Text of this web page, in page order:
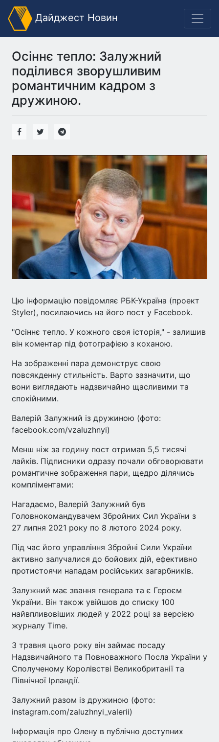
Дайджест Новин
Осіннє тепло: Залужний
поділився зворушливим
романтичним кадром з
дружиною.
Цю інформацію повідомляє РБК-Україна (проект
Styler), посилаючись на його пост у Facebook.
"Осіннє тепло. У кожного своя історія," - залишив
він коментар під фотографією з коханою.
На зображенні пара демонструє свою
повсякденну стильність. Варто зазначити, що
вони виглядають надзвичайно щасливими та
спокійними.
Валерій Залужний із дружиною (фото:
facebook.com/vzaluzhnyi)
Менш ніж за годину пост отримав 5,5 тисячі
лайків. Підписники одразу почали обговорювати
романтичне зображення пари, щедро ділячись
компліментами:
Нагадаємо, Валерій Залужний був
Головнокомандувачем Збройних Сил України з
27 липня 2021 року по 8 лютого 2024 року.
Під час його управління Збройні Сили України
активно залучалися до бойових дій, ефективно
протистоячи нападам російських загарбників.
Залужний має звання генерала та є Героєм
України. Він також увійшов до списку 100
найвпливовіших людей у 2022 році за версією
журналу Time.
З травня цього року він займає посаду
Надзвичайного та Повноважного Посла України у
Сполученому Королівстві Великобританії та
Північної Ірландії.
Залужний разом із дружиною (фото:
instagram.com/zaluzhnyi_valerii)
Інформація про Олену в публічно доступних